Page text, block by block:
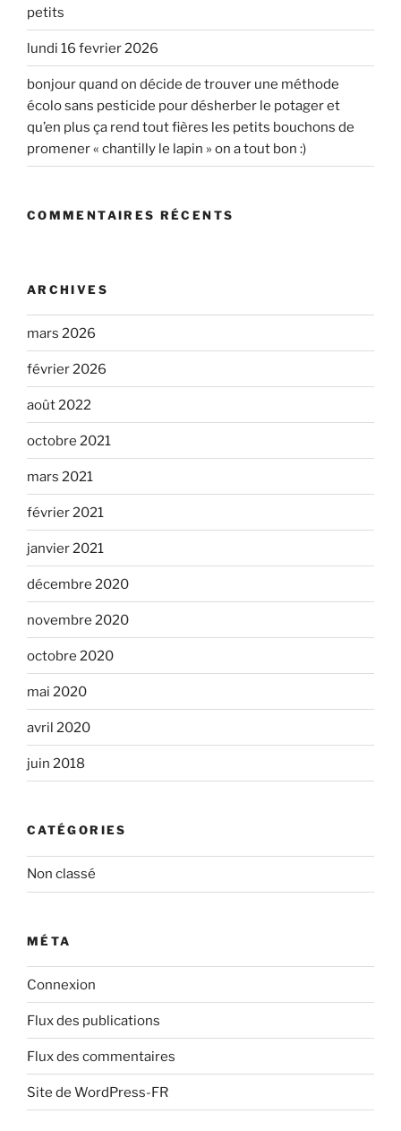
petits
lundi 16 fevrier 2026
bonjour quand on décide de trouver une méthode
écolo sans pesticide pour désherber le potager et
qu’en plus ça rend tout fières les petits bouchons de
promener « chantilly le lapin » on a tout bon :)
COMMENTAIRES RÉCENTS
ARCHIVES
mars 2026
février 2026
août 2022
octobre 2021
mars 2021
février 2021
janvier 2021
décembre 2020
novembre 2020
octobre 2020
mai 2020
avril 2020
juin 2018
CATÉGORIES
Non classé
MÉTA
Connexion
Flux des publications
Flux des commentaires
Site de WordPress-FR